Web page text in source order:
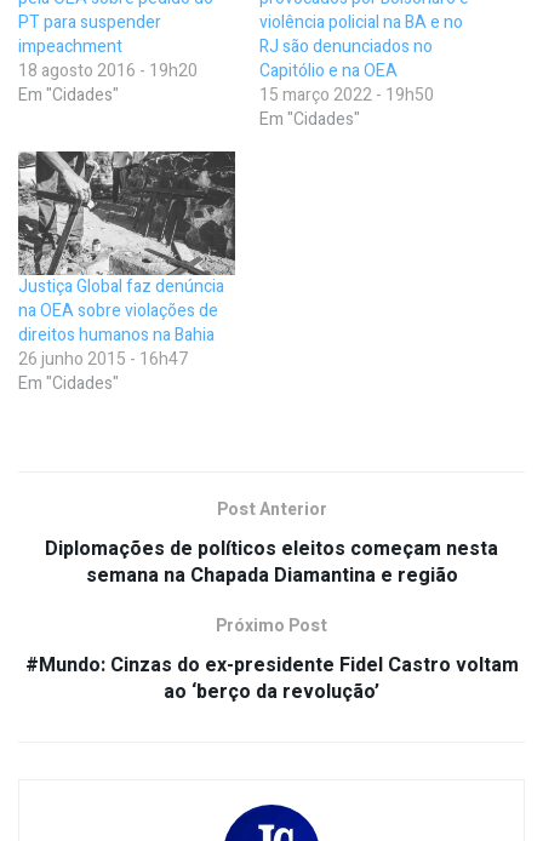
PT para suspender
impeachment
18 agosto 2016 - 19h20
Em "Cidades"
violência policial na BA e no
RJ são denunciados no
Capitólio e na OEA
15 março 2022 - 19h50
Em "Cidades"
Justiça Global faz denúncia
na OEA sobre violações de
direitos humanos na Bahia
26 junho 2015 - 16h47
Em "Cidades"
Post Anterior
Diplomações de políticos eleitos começam nesta
semana na Chapada Diamantina e região
Próximo Post
#Mundo: Cinzas do ex-presidente Fidel Castro voltam
ao ‘berço da revolução’